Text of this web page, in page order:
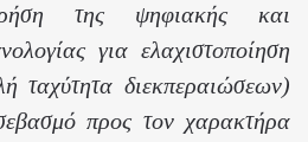
της ψηφιακής και
για ελαχιστοποίηση
ταχύτητα διεκπεραιώσεων)
προς τον χαρακτήρα